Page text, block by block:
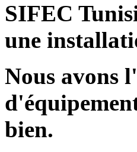
SIFEC
une
Nous avons
bien.